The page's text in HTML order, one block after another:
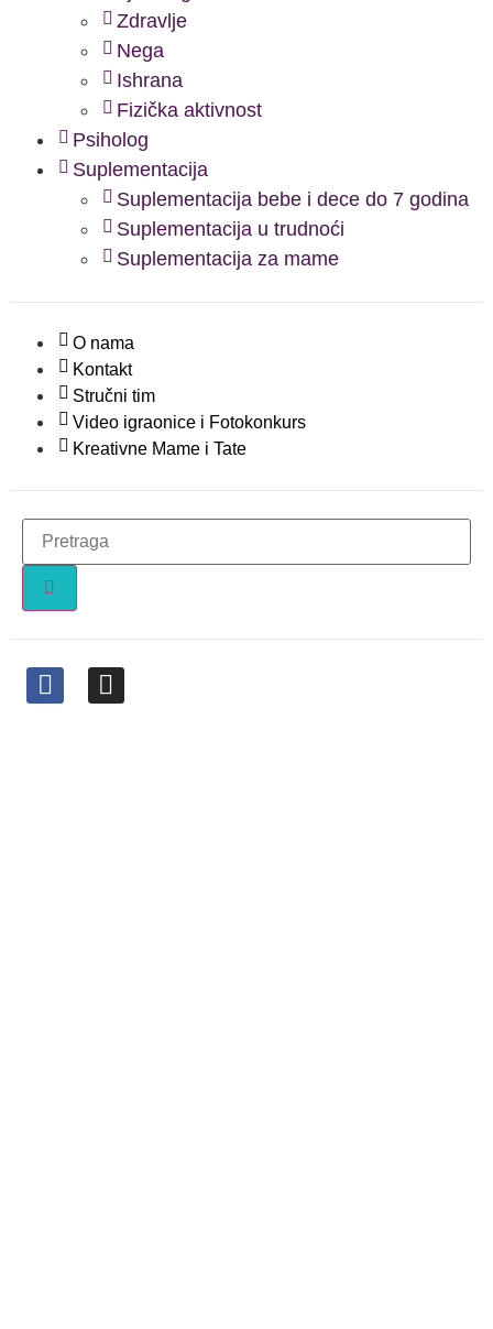
Zdravlje
Nega
Ishrana
Fizička aktivnost
Psiholog
Suplementacija
Suplementacija bebe i dece do 7 godina
Suplementacija u trudnoći
Suplementacija za mame
O nama
Kontakt
Stručni tim
Video igraonice i Fotokonkurs
Kreativne Mame i Tate